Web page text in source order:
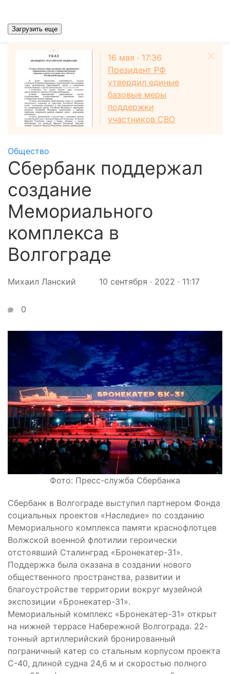
Загрузить еще
16 мая · 17:36
Президент РФ
утвердил единые
базовые меры
поддержки
участников СВО
Общество
Сбербанк поддержал
создание
Мемориального
комплекса в
Волгограде
Михаил Ланский 10 сентября · 2022 · 11:17
0
Фото: Пресс-служба Сбербанка
Сбербанк в Волгограде выступил партнером Фонда
социальных проектов «Наследие» по созданию
Мемориального комплекса памяти краснофлотцев
Волжской военной флотилии героически
отстоявший Сталинград «Бронекатер-31».
Поддержка была оказана в создании нового
общественного пространства, развитии и
благоустройстве территории вокруг музейной
экспозиции «Бронекатер-31».
Мемориальный комплекс «Бронекатер-31» открыт
на нижней террасе Набережной Волгограда. 22-
тонный артиллерийский бронированный
пограничный катер со стальным корпусом проекта
С-40, длиной судна 24,6 м и скоростью полного